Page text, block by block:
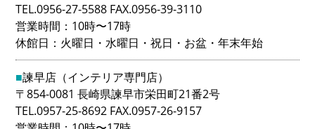
TEL.0956-27-5588 FAX.0956-39-3110
営業時間：10時〜17時
休館日：火曜日・水曜日・祝日・お盆・年末年始
■諫早店（インテリア専門店）
〒854-0081 長崎県諫早市栄田町21番2号
TEL.0957-25-8692 FAX.0957-26-9157